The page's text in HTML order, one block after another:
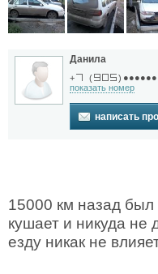
Данила
+ ( )
показать номер
написать
15000 км назад был
кушает и никуда не
езду никак не